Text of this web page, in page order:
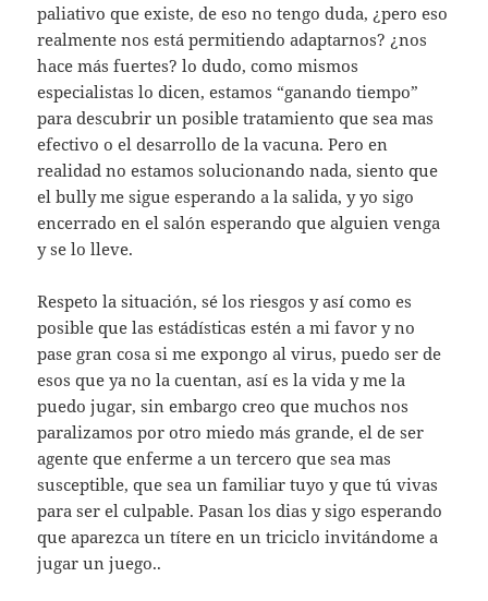
paliativo que existe, de eso no tengo duda, ¿pero eso
realmente nos está permitiendo adaptarnos? ¿nos
hace más fuertes? lo dudo, como mismos
especialistas lo dicen, estamos “ganando tiempo”
para descubrir un posible tratamiento que sea mas
efectivo o el desarrollo de la vacuna. Pero en
realidad no estamos solucionando nada, siento que
el bully me sigue esperando a la salida, y yo sigo
encerrado en el salón esperando que alguien venga
y se lo lleve.
Respeto la situación, sé los riesgos y así como es
posible que las estádísticas estén a mi favor y no
pase gran cosa si me expongo al virus, puedo ser de
esos que ya no la cuentan, así es la vida y me la
puedo jugar, sin embargo creo que muchos nos
paralizamos por otro miedo más grande, el de ser
agente que enferme a un tercero que sea mas
susceptible, que sea un familiar tuyo y que tú vivas
para ser el culpable. Pasan los dias y sigo esperando
que aparezca un títere en un triciclo invitándome a
jugar un juego..